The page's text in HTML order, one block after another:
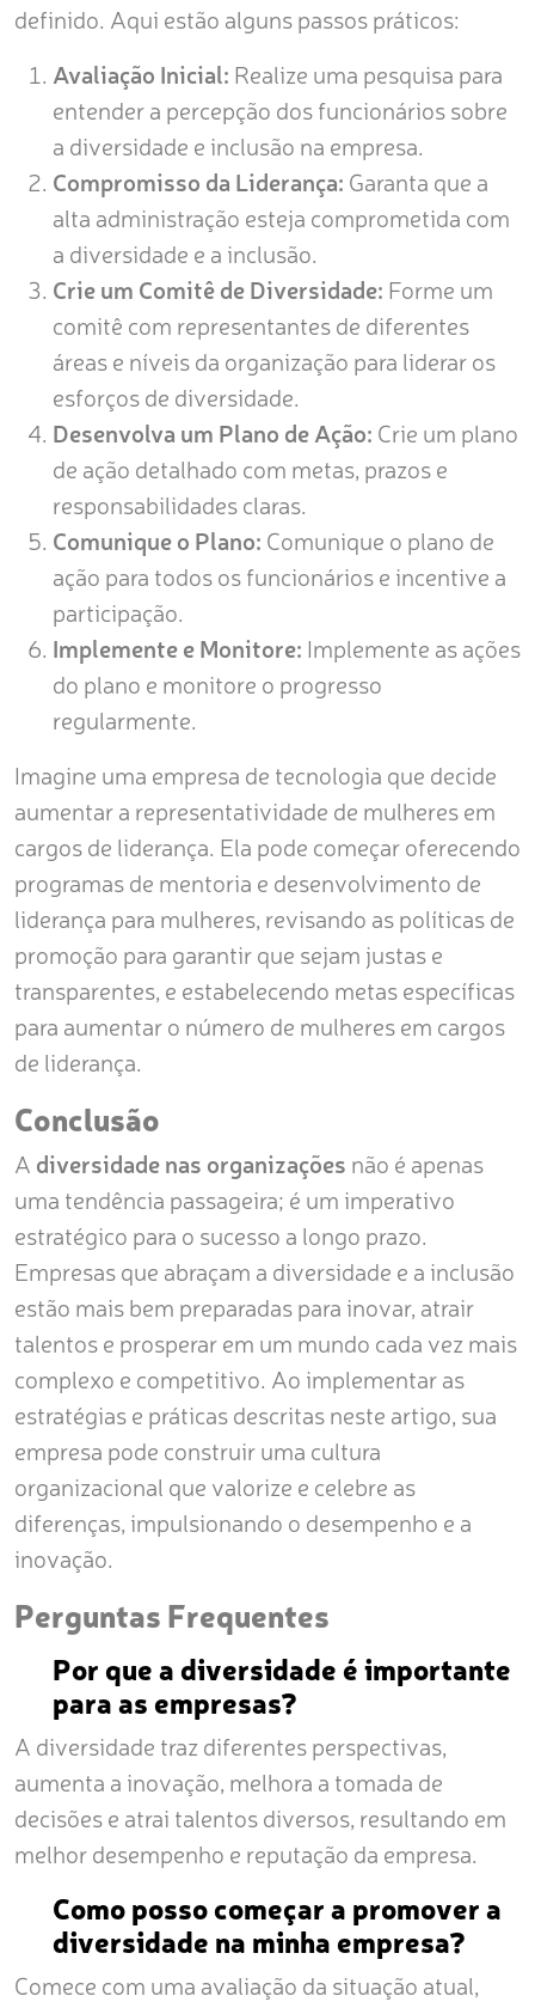
definido. Aqui estão alguns passos práticos:
Avaliação Inicial: Realize uma pesquisa para
entender a percepção dos funcionários sobre
a diversidade e inclusão na empresa.
Compromisso da Liderança: Garanta que a
alta administração esteja comprometida com
a diversidade e a inclusão.
Crie um Comitê de Diversidade: Forme um
comitê com representantes de diferentes
áreas e níveis da organização para liderar os
esforços de diversidade.
Desenvolva um Plano de Ação: Crie um plano
de ação detalhado com metas, prazos e
responsabilidades claras.
Comunique o Plano: Comunique o plano de
ação para todos os funcionários e incentive a
participação.
Implemente e Monitore: Implemente as ações
do plano e monitore o progresso
regularmente.
Imagine uma empresa de tecnologia que decide
aumentar a representatividade de mulheres em
cargos de liderança. Ela pode começar oferecendo
programas de mentoria e desenvolvimento de
liderança para mulheres, revisando as políticas de
promoção para garantir que sejam justas e
transparentes, e estabelecendo metas específicas
para aumentar o número de mulheres em cargos
de liderança.
Conclusão
A diversidade nas organizações não é apenas
uma tendência passageira; é um imperativo
estratégico para o sucesso a longo prazo.
Empresas que abraçam a diversidade e a inclusão
estão mais bem preparadas para inovar, atrair
talentos e prosperar em um mundo cada vez mais
complexo e competitivo. Ao implementar as
estratégias e práticas descritas neste artigo, sua
empresa pode construir uma cultura
organizacional que valorize e celebre as
diferenças, impulsionando o desempenho e a
inovação.
Perguntas Frequentes
Por que a diversidade é importante
para as empresas?
A diversidade traz diferentes perspectivas,
aumenta a inovação, melhora a tomada de
decisões e atrai talentos diversos, resultando em
melhor desempenho e reputação da empresa.
Como posso começar a promover a
diversidade na minha empresa?
Comece com uma avaliação da situação atual,